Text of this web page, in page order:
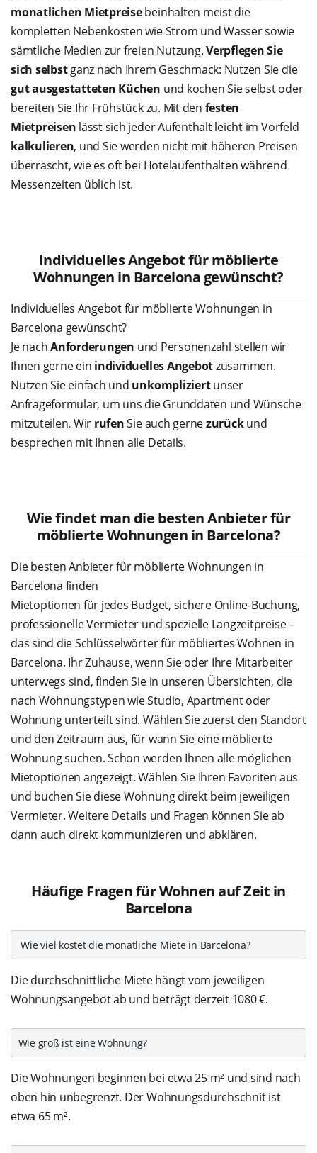
monatlichen Mietpreisebeinhalten meist die
kompletten Nebenkosten wie Strom und Wasser sowie
sämtliche Medien zur freien Nutzung.Verpflegen Sie
sich selbstganz nach Ihrem Geschmack: Nutzen Sie die
gut ausgestatteten Küchen und kochen Sie selbst oder
bereiten Sie Ihr Frühstück zu. Mit den festen
Mietpreisen lässt sich jeder Aufenthalt leicht im Vorfeld
kalkulieren, und Sie werden nicht mit höheren Preisen
überrascht, wie es oft bei Hotelaufenthalten während
Messenzeiten üblich ist.
Individuelles Angebot für möblierte
Wohnungen in Barcelona gewünscht?
Individuelles Angebot für möblierte Wohnungen in
Barcelona gewünscht?
Je nachAnforderungen und Personenzahl stellen wir
Ihnen gerne ein individuelles Angebotzusammen.
Nutzen Sie einfach und unkompliziertunser
Anfrageformular, um uns die Grunddaten und Wünsche
mitzuteilen. Wir rufenSie auch gernezurückund
besprechen mit Ihnen alle Details.
Wie findet man die besten Anbieter für
möblierte Wohnungen in Barcelona?
Die besten Anbieter für möblierte Wohnungen in
Barcelona finden
Mietoptionen für jedes Budget, sichere Online-Buchung,
professionelle Vermieter und spezielle Langzeitpreise –
das sind die Schlüsselwörter für möbliertes Wohnen in
Barcelona. Ihr Zuhause, wenn Sie oder Ihre Mitarbeiter
unterwegs sind, finden Sie in unseren Übersichten, die
nach Wohnungstypen wie Studio, Apartment oder
Wohnung unterteilt sind. Wählen Sie zuerst den Standort
und den Zeitraum aus, für wann Sie eine möblierte
Wohnung suchen. Schon werden Ihnen alle möglichen
Mietoptionen angezeigt. Wählen Sie Ihren Favoriten aus
und buchen Sie diese Wohnung direkt beim jeweiligen
Vermieter. Weitere Details und Fragen können Sie ab
dann auch direkt kommunizieren und abklären.
Häufige Fragen für Wohnen auf Zeit in
Barcelona
Wie viel kostet die monatliche Miete in Barcelona?
Die durchschnittliche Miete hängt vom jeweiligen
Wohnungsangebot ab und beträgt derzeit 1080 €.
Wie groß ist eine Wohnung?
Die Wohnungen beginnen bei etwa 25 m² und sind nach
oben hin unbegrenzt. Der Wohnungsdurchschnit ist
etwa 65 m².